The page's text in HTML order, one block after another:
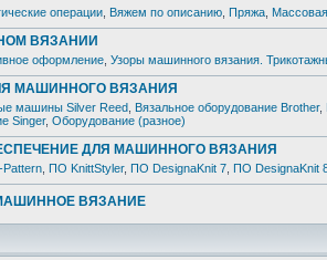
операции Вяжем по описанию Пряжа
ВЯЗАНИИ
оформление Узоры машинного вязания.
МАШИННОГО ВЯЗАНИЯ
машины Silver Reed Вязальное оборудование Brother,
Singer, Оборудование (разное)
ДЛЯ МАШИННОГО ВЯЗАНИЯ
Pattern ПО KnittStyler, ПО DesignaKnit 7 ПО DesignaKnit
ВЯЗАНИЕ